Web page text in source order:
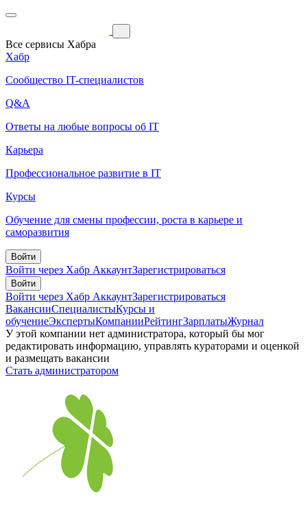
Все сервисы Хабра
Хабр
Сообщество IT-специалистов
Q&A
Ответы на любые вопросы об IT
Карьера
Профессиональное развитие в IT
Курсы
Обучение для смены профессии, роста в карьере и
саморазвития
Войти
Войти через Хабр АккаунтЗарегистрироваться
Войти
Войти через Хабр АккаунтЗарегистрироваться
ВакансииСпециалистыКурсы и
обучениеЭкспертыКомпанииРейтингЗарплатыЖурнал
У этой компании нет администратора, который бы мог
редактировать информацию, управлять кураторами и оценкой
и размещать вакансии
Стать администратором